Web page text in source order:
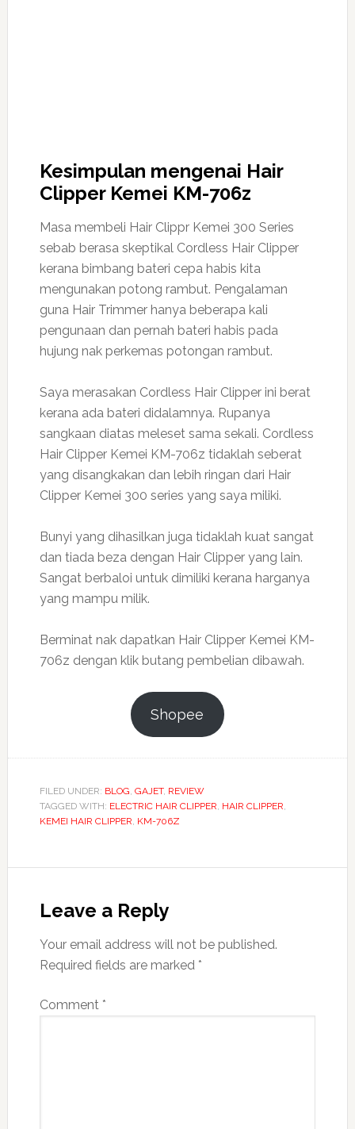
Kesimpulan mengenai Hair
Clipper Kemei KM-706z
Masa membeli Hair Clippr Kemei 300 Series
sebab berasa skeptikal Cordless Hair Clipper
kerana bimbang bateri cepa habis kita
mengunakan potong rambut. Pengalaman
guna Hair Trimmer hanya beberapa kali
pengunaan dan pernah bateri habis pada
hujung nak perkemas potongan rambut.
Saya merasakan Cordless Hair Clipper ini berat
kerana ada bateri didalamnya. Rupanya
sangkaan diatas meleset sama sekali. Cordless
Hair Clipper Kemei KM-706z tidaklah seberat
yang disangkakan dan lebih ringan dari Hair
Clipper Kemei 300 series yang saya miliki.
Bunyi yang dihasilkan juga tidaklah kuat sangat
dan tiada beza dengan Hair Clipper yang lain.
Sangat berbaloi untuk dimiliki kerana harganya
yang mampu milik.
Berminat nak dapatkan Hair Clipper Kemei KM-
706z dengan klik butang pembelian dibawah.
Shopee
FILED UNDER: BLOG GAJET, REVIEW
TAGGED WITH: ELECTRIC HAIR CLIPPER HAIR CLIPPER
KEMEI HAIR CLIPPER KM-706Z
Interactions
Leave a Reply
Your email address will not be published.
Required fields are marked *
Comment *